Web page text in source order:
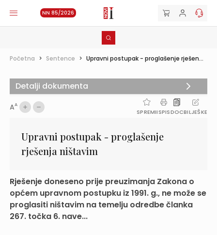
NN 85/2026
Početna > Sentence > Upravni postupak - proglašenje rješen...
AA
SPREMIISPISDOCBILJEŠKE
Upravni postupak - proglašenje
rješenja ništavim
Rješenje doneseno prije preuzimanja Zakona o
općem upravnom postupku iz 1991. g., ne može se
proglasiti ništavim na temelju odredbe članka
267. točka 6. nave...
Detalji dokumenta